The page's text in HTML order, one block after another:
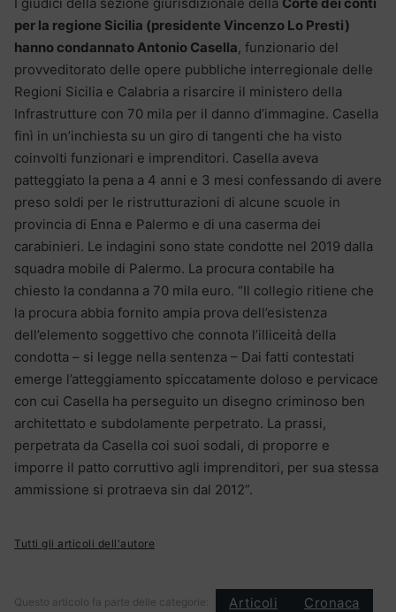
per la regione Sicilia (presidente Vincenzo Lo Presti)
hanno condannato Antonio Casella, funzionario del
provveditorato delle opere pubbliche interregionale delle
Regioni Sicilia e Calabria a risarcire il ministero della
Infrastrutture con 70 mila per il danno d’immagine. Casella
finì in un’inchiesta su un giro di tangenti che ha visto
coinvolti funzionari e imprenditori. Casella aveva
patteggiato la pena a 4 anni e 3 mesi confessando di avere
preso soldi per le ristrutturazioni di alcune scuole in
provincia di Enna e Palermo e di una caserma dei
carabinieri. Le indagini sono state condotte nel 2019 dalla
squadra mobile di Palermo. La procura contabile ha
chiesto la condanna a 70 mila euro. “Il collegio ritiene che
la procura abbia fornito ampia prova dell’esistenza
dell’elemento soggettivo che connota l’illiceità della
condotta – si legge nella sentenza – Dai fatti contestati
emerge l’atteggiamento spiccatamente doloso e pervicace
con cui Casella ha perseguito un disegno criminoso ben
architettato e subdolamente perpetrato. La prassi,
perpetrata da Casella coi suoi sodali, di proporre e
imporre il patto corruttivo agli imprenditori, per sua stessa
ammissione si protraeva sin dal 2012”.
Tutti gli articoli dell'autore
Questo articolo fa parte delle categorie: Articoli Cronaca